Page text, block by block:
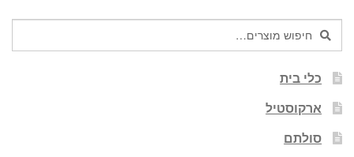
חיפוש
עבור:
חיפוש
כלי בית
ארקוסטיל
סולתם